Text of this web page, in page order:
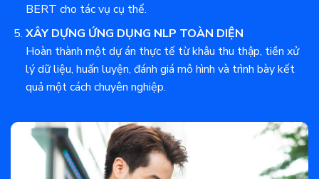
BERT cho tác vụ cụ thể.
XÂY DỰNG ỨNG DỤNG NLP TOÀN DIỆN
Hoàn thành một dự án thực tế từ khâu thu thập, tiền xử
lý dữ liệu, huấn luyện, đánh giá mô hình và trình bày kết
quả một cách chuyên nghiệp.